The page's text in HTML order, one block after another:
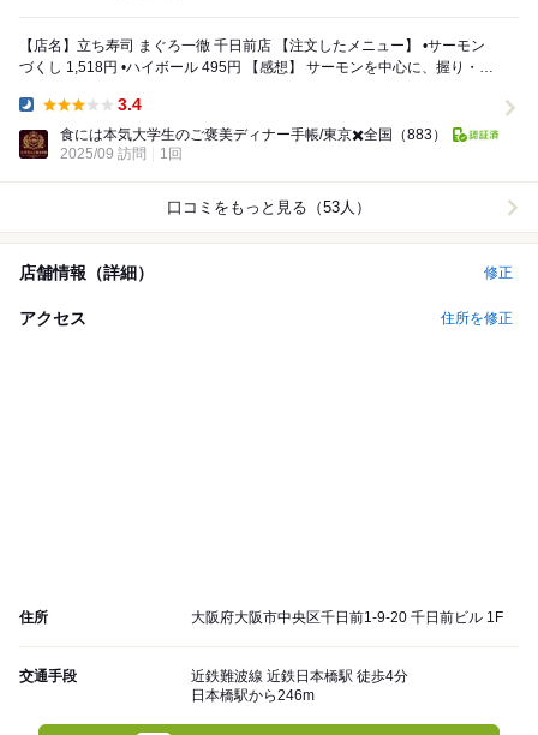
【店名】立ち寿司 まぐろ一徹 千日前店 【注文したメニュー】 •サーモン
づくし 1,518円 •ハイボール 495円 【感想】 サーモンを中心に、握り・炙
3.4
食には本気大学生のご褒美ディナー手帳/東京✖️全国
（883）
2025/09 訪問
1回
口コミをもっと見る（53人）
店舗情報（詳細） 修正
アクセス 住所を修正
住所 大阪府大阪市中央区千日前1-9-20 千日前ビル 1F
交通手段
近鉄難波線 近鉄日本橋駅 徒歩4分
日本橋駅から246m